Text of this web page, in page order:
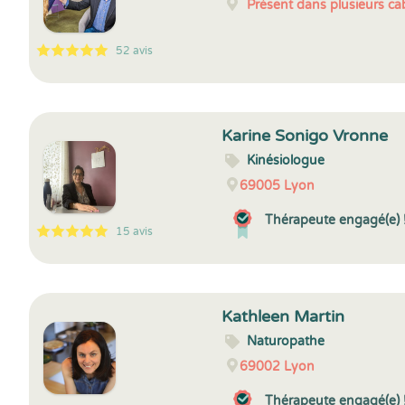
5
1
5
52 52 avis
Présent dans plusieurs
5
1
5
15 15 avis
Karine Sonigo Vronne
Kinésiologue
69005 Lyon
Thérapeute engagé(e)
Kathleen Martin
Naturopathe
69002 Lyon
Thérapeute engagé(e)